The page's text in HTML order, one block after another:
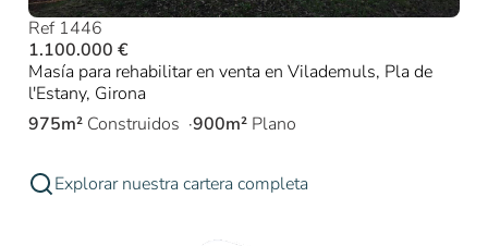
Ref 1446
1.100.000 €
Masía para rehabilitar en venta en Vilademuls, Pla de
l'Estany, Girona
975m² Construidos 900m² Plano
Explorar nuestra cartera completa